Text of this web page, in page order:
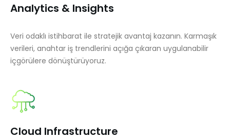
Analytics & Insights
Veri odaklı istihbarat ile stratejik avantaj kazanın. Karmaşık
verileri, anahtar iş trendlerini açığa çıkaran uygulanabilir
içgörülere dönüştürüyoruz.
Cloud Infrastructure